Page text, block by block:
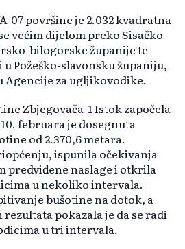
07 površine je 2.032 kvadratna
većim dijelom preko Sisačko-
bilogorske županije te
Požeško-slavonsku županiju,
Agencije za ugljikovodike.
Zbjegovača-1 Istok započela
10. februara je dosegnuta
od 2.370,6 metara.
ispunila očekivanja
predviđene naslage i otkrila
u nekoliko intervala.
bušotine na dotok, a
pokazala je da se radi
u tri intervala.